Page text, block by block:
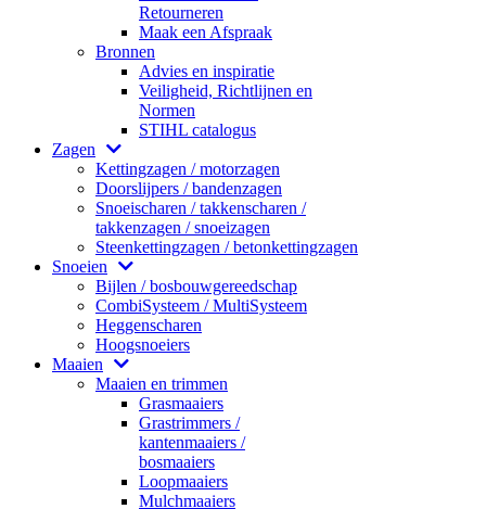
Retourneren
Maak een Afspraak
Bronnen
Advies en inspiratie
Veiligheid, Richtlijnen en
Normen
STIHL catalogus
Zagen
Kettingzagen / motorzagen
Doorslijpers / bandenzagen
Snoeischaren / takkenscharen /
takkenzagen / snoeizagen
Steenkettingzagen / betonkettingzagen
Snoeien
Bijlen / bosbouwgereedschap
CombiSysteem / MultiSysteem
Heggenscharen
Hoogsnoeiers
Maaien
Maaien en trimmen
Grasmaaiers
Grastrimmers /
kantenmaaiers /
bosmaaiers
Loopmaaiers
Mulchmaaiers